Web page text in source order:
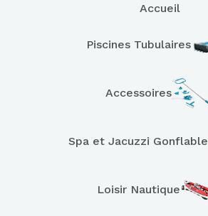
Accueil
Piscines Tubulaires
Accessoires
Spa et Jacuzzi Gonflable
Loisir Nautique